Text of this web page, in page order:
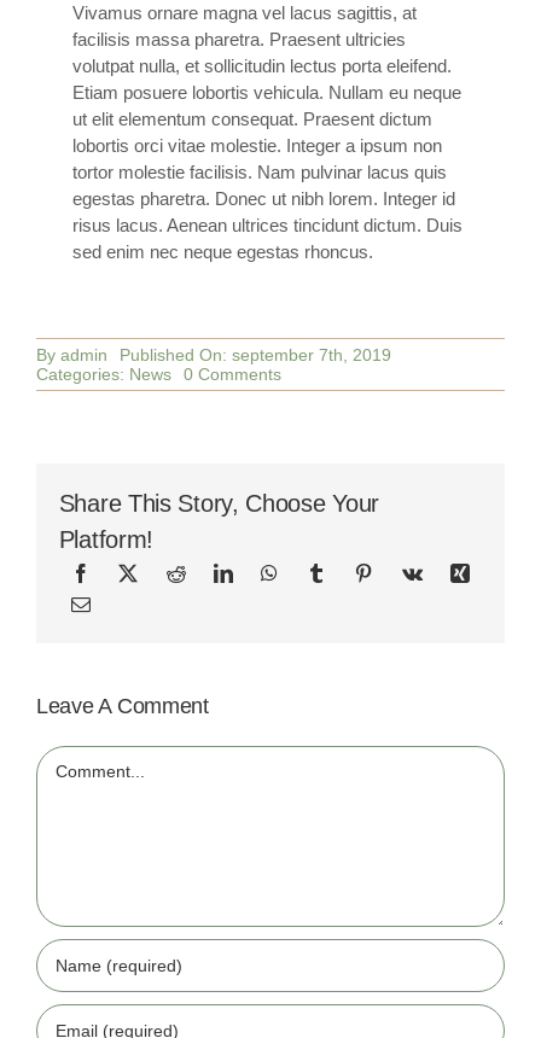
Vivamus ornare magna vel lacus sagittis, at
facilisis massa pharetra. Praesent ultricies
volutpat nulla, et sollicitudin lectus porta eleifend.
Etiam posuere lobortis vehicula. Nullam eu neque
ut elit elementum consequat. Praesent dictum
lobortis orci vitae molestie. Integer a ipsum non
tortor molestie facilisis. Nam pulvinar lacus quis
egestas pharetra. Donec ut nibh lorem. Integer id
risus lacus. Aenean ultrices tincidunt dictum. Duis
sed enim nec neque egestas rhoncus.
By admin
Published On: september 7th, 2019
Categories: News 0 Commentson
The
Share This Story, Choose Your
Platform!
Leave A Comment
Comment